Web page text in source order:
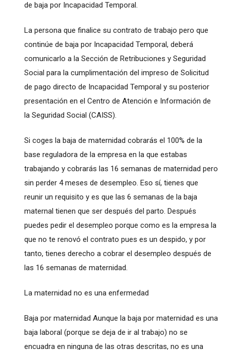
de baja por Incapacidad Temporal.
La persona que finalice su contrato de trabajo pero que
continúe de baja por Incapacidad Temporal, deberá
comunicarlo a la Sección de Retribuciones y Seguridad
Social para la cumplimentación del impreso de Solicitud
de pago directo de Incapacidad Temporal y su posterior
presentación en el Centro de Atención e Información de
la Seguridad Social (CAISS).
Si coges la baja de maternidad cobrarás el 100% de la
base reguladora de la empresa en la que estabas
trabajando y cobrarás las 16 semanas de maternidad pero
sin perder 4 meses de desempleo. Eso sí, tienes que
reunir un requisito y es que las 6 semanas de la baja
maternal tienen que ser después del parto. Después
puedes pedir el desempleo porque como es la empresa la
que no te renovó el contrato pues es un despido, y por
tanto, tienes derecho a cobrar el desempleo después de
las 16 semanas de maternidad.
La maternidad no es una enfermedad
Baja por maternidad Aunque la baja por maternidad es una
baja laboral (porque se deja de ir al trabajo) no se
encuadra en ninguna de las otras descritas, no es una